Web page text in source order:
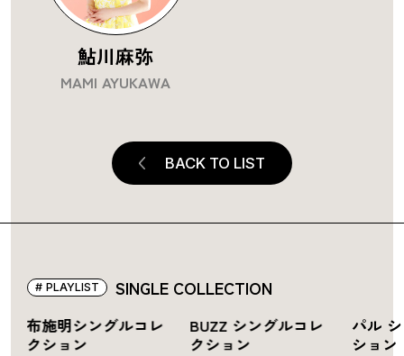
鮎川麻弥
MAMI AYUKAWA
BACK TO LIST
SINGLE COLLECTION
PLAYLIST
布施明シングルコレ
クション
BUZZ シングルコレ
クション
パル
ション